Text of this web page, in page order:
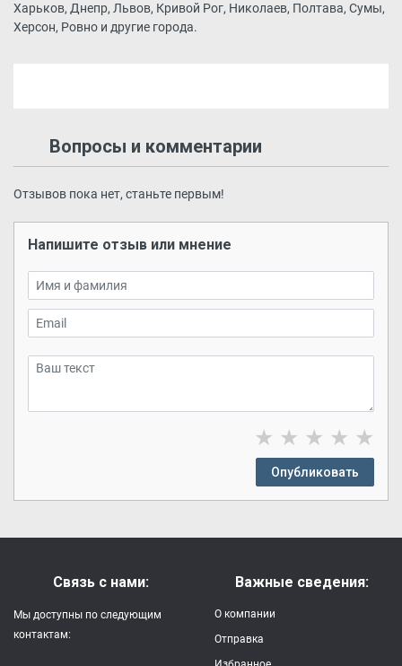
Харьков, Днепр, Львов, Кривой Рог, Николаев, Полтава, Сумы,
Херсон, Ровно и другие города.
Вопросы и комментарии
Отзывов пока нет, станьте первым!
Напишите отзыв или мнение
★ ★ ★ ★ ★
Опубликовать
Связь с нами:
Мы доступны по следующим
контактам:
Важные сведения:
О компании
Отправка